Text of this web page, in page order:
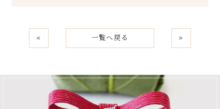
« 一覧へ戻る »